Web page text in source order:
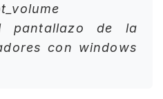
pantallazo de la
con windows